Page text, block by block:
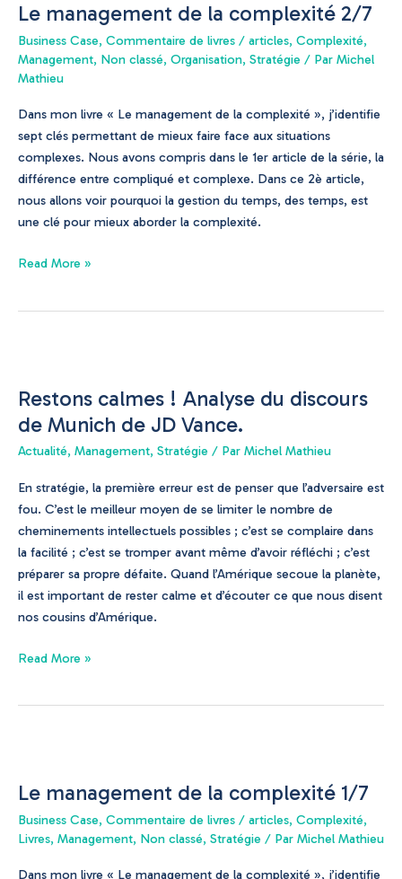
Le management de la complexité 2/7
Business Case, Commentaire de livres / articles, Complexité,
Management, Non classé, Organisation, Stratégie / Par Michel
Mathieu
Dans mon livre « Le management de la complexité », j’identifie
sept clés permettant de mieux faire face aux situations
complexes. Nous avons compris dans le 1er article de la série, la
différence entre compliqué et complexe. Dans ce 2è article,
nous allons voir pourquoi la gestion du temps, des temps, est
une clé pour mieux aborder la complexité.
de
la
complexité
2/7
Read More »
Restons calmes ! Analyse du discours
de Munich de JD Vance.
Actualité, Management, Stratégie / Par Michel Mathieu
En stratégie, la première erreur est de penser que l’adversaire est
fou. C’est le meilleur moyen de se limiter le nombre de
cheminements intellectuels possibles ; c’est se complaire dans
la facilité ; c’est se tromper avant même d’avoir réfléchi ; c’est
préparer sa propre défaite. Quand l’Amérique secoue la planète,
il est important de rester calme et d’écouter ce que nous disent
nos cousins d’Amérique.
Analyse
de
Munich
de
JD
Vance.
Read More »
Le management de la complexité 1/7
Business Case, Commentaire de livres / articles, Complexité,
Livres, Management, Non classé, Stratégie / Par Michel Mathieu
Dans mon livre « Le management de la complexité », j’identifie
de
la
complexité